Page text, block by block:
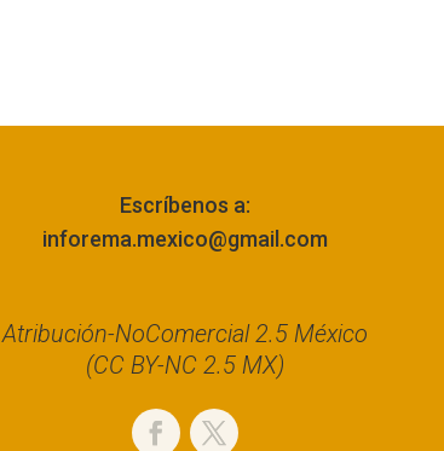
Escríbenos a:
inforema.mexico@gmail.com
Atribución-NoComercial 2.5 México
(CC BY-NC 2.5 MX)